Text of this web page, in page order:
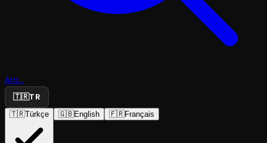
Ara...
🇹🇷TR
🇹🇷Türkçe 🇬🇧English 🇫🇷Français